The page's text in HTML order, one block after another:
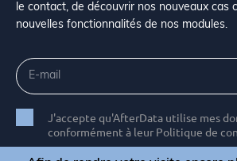
le contact, de découvrir nos nouveaux cas
nouvelles fonctionnalités de nos modules.
J'accepte qu'AfterData utilise mes
conformément à leur Politique de